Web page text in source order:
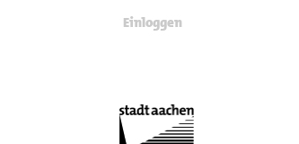
Einloggen